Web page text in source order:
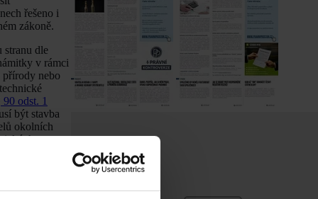
řešeno i
zákoně.
stranu dle
v rámci
přírody nebo
90 odst. 1
být stavba
okolních
která bude